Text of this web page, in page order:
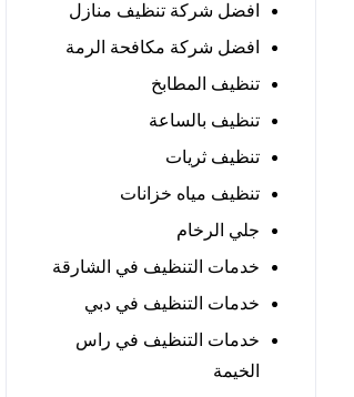
افضل شركة تنظيف منازل
افضل شركة مكافحة الرمة
تنظيف المطابخ
تنظيف بالساعة
تنظيف ثريات
تنظيف مياه خزانات
جلي الرخام
خدمات التنظيف في الشارقة
خدمات التنظيف في دبي
خدمات التنظيف في راس
الخيمة